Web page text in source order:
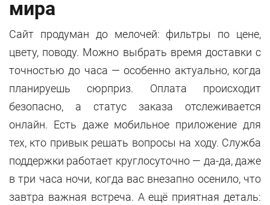
мира
Сайт продуман до мелочей: фильтры по цене,
цвету, поводу. Можно выбрать время доставки с
точностью до часа — особенно актуально, когда
планируешь сюрприз. Оплата происходит
безопасно, а статус заказа отслеживается
онлайн. Есть даже мобильное приложение для
тех, кто привык решать вопросы на ходу. Служба
поддержки работает круглосуточно — да-да, даже
в три часа ночи, когда вас внезапно осенило, что
завтра важная встреча. А ещё приятная деталь: